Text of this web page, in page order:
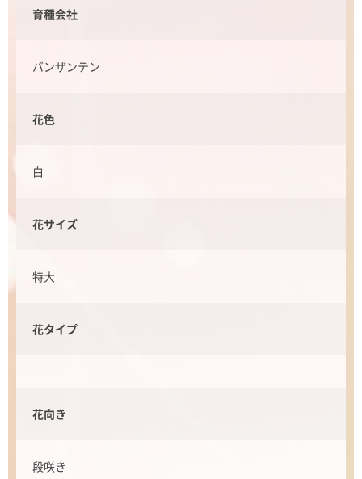
育種会社
バンザンテン
花色
白
花サイズ
特大
花タイプ
花向き
段咲き